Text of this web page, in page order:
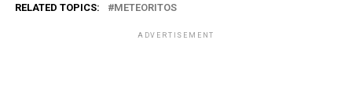
RELATED TOPICS: METEORITOS
ADVERTISEMENT